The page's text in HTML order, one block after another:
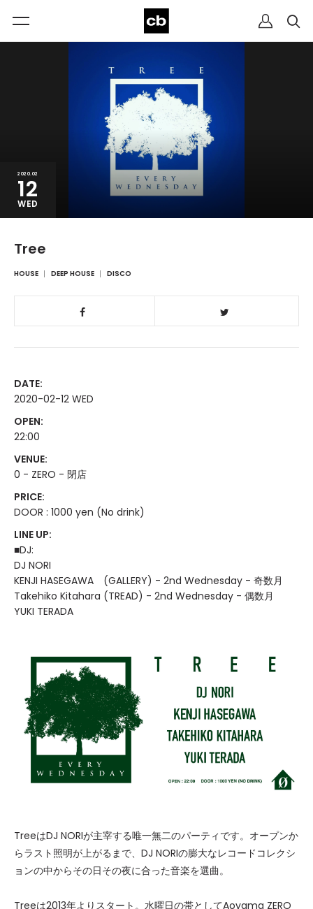
2020.02
12
WED
Tree
HOUSE DEEP HOUSE DISCO
DATE:
2020-02-12 WED
OPEN:
22:00
VENUE:
0 - ZERO - 閉店
PRICE:
DOOR : 1000 yen (No drink)
LINE UP:
■DJ:
DJ NORI
KENJI HASEGAWA (GALLERY) - 2nd Wednesday - 奇数月
Takehiko Kitahara (TREAD) - 2nd Wednesday - 偶数月
YUKI TERADA
TreeはDJ NORIが主宰する唯一無二のパーティです。オープンか
らラスト照明が上がるまで、DJ NORIの膨大なレコードコレクシ
ョンの中からその日その夜に合った音楽を選曲。
Treeは2013年よりスタート。水曜日の帯としてAoyama ZERO